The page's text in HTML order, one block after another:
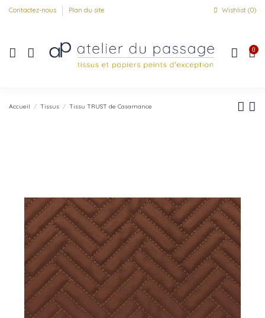
Contactez-nous Plan du site Wishlist (0)
0
Accueil Tissus Tissu TRUST de Casamance